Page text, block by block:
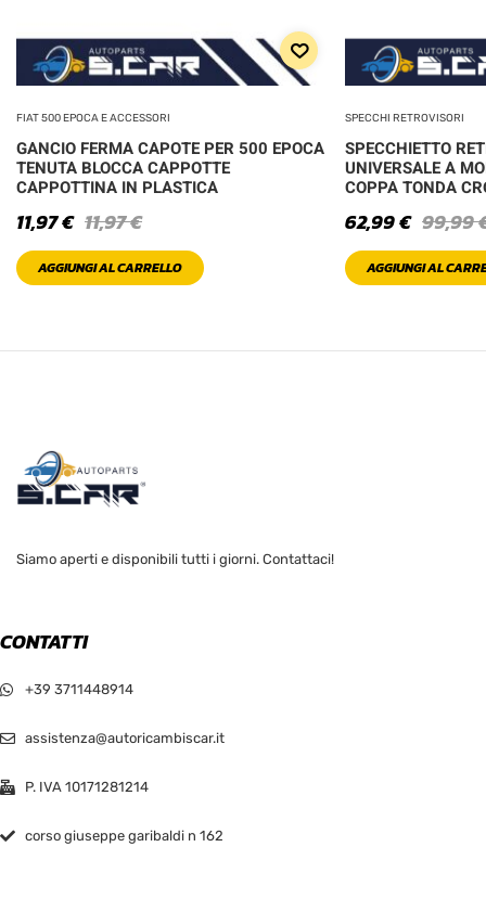
FIAT 500 EPOCA E ACCESSORI
GANCIO FERMA CAPOTE PER 500 EPOCA
TENUTA BLOCCA CAPPOTTE
CAPPOTTINA IN PLASTICA
11,97€
11,97€
AGGIUNGI AL CARRELLO
SPECCHI RETROVISORI
SPECCHIETTO
UNIVERSALE A
COPPA TONDA
99,99
62,99€
AGGIUNGI AL
Siamo aperti e disponibili tutti i giorni. Contattaci!
CONTATTI
+39 3711448914
assistenza@autoricambiscar.it
P. IVA 10171281214
corso giuseppe garibaldi n 162